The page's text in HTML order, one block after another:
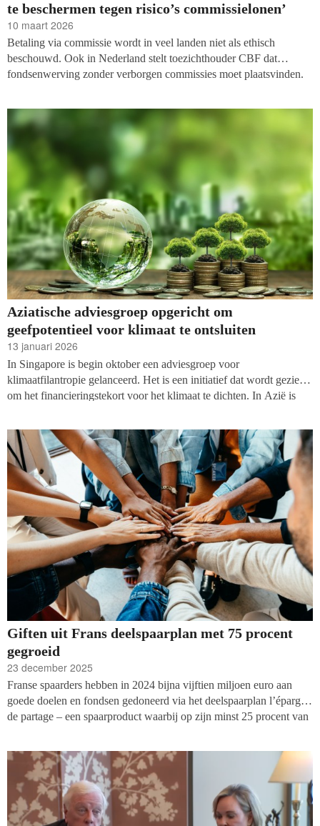
te beschermen tegen risico’s commissielonen’
10 maart 2026
Betaling via commissie wordt in veel landen niet als ethisch
beschouwd. Ook in Nederland stelt toezichthouder CBF dat
fondsenwerving zonder verborgen commissies moet plaatsvinden.
gehaald, is het maar de vraag of de ethische waarden tegen de
betalingsmethode het houden tegen de praktische voordelen.
Fondsenwervingsdenktank Rogare twijfelt en bespreekt de voors en
tegens in een discussiepaper met de titel ‘
Playing the Percentages:
re-evaluating the ethics of paying fundraisers by commission’.
Aziatische adviesgroep opgericht om
geefpotentieel voor klimaat te ontsluiten
13 januari 2026
In Singapore is begin oktober een adviesgroep voor
klimaatfilantropie gelanceerd. Het is een initiatief dat wordt gezien
om het financieringstekort voor het klimaat te dichten. In Azië is
is laag gelegen en bij extreem weer (hittegolven, tropische stormen
of overstromingen) lopen deze gebieden gevaar.
Giften uit Frans deelspaarplan met 75 procent
gegroeid
23 december 2025
Franse spaarders hebben in 2024 bijna vijftien miljoen euro aan
goede doelen en fondsen gedoneerd via het deelspaarplan l’épargne
de partage – een spaarproduct waarbij op zijn minst 25 procent van
via deze weg wordt gegeven gestaag.